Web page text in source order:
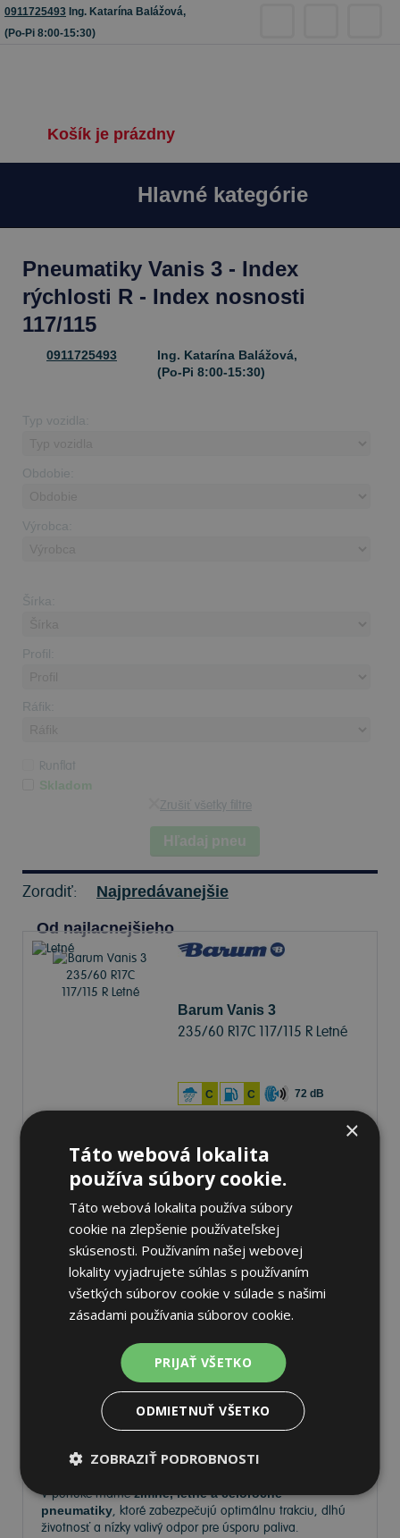
0911725493 Ing. Katarína Balážová,
(Po-Pi 8:00-15:30)
Košík je prázdny
Hlavné kategórie
Pneumatiky Vanis 3 - Index
rýchlosti R - Index nosnosti
117/115
0911725493
Ing. Katarína Balážová,
(Po-Pi 8:00-15:30)
Typ vozidla:
Obdobie:
Výrobca:
Šírka:
Profil:
Ráfik:
Runflat
Skladom
Zrušiť všetky filtre
Hľadaj pneu
Zoradiť: Najpredávanejšie
Od najlacnejšieho
Barum Vanis 3
235/60 R17C 117/115 R Letné
C C 72 dB
K odberu na17 pobočkách
143,91 €
Pneumatiky
Vyberte si kvalitné pneumatikypre bezpečnú, komfortnú
a úspornú jazdu. Na
Tire.sk
nájdete široký výber
pneumatík pre rôzne typy vozidiel a jazdných podmienok.
prémiové značky Continental
Michelin,Pirelli,DunlopaNokian.
V ponuke mámezimné, letné a celoročné
pneumatiky, ktoré zabezpečujú optimálnu trakciu, dlhú
životnosť a nízky valivý odpor pre úsporu paliva.
×
Táto webová lokalita
používa súbory cookie.
Táto webová lokalita používa súbory
cookie na zlepšenie používateľskej
skúsenosti. Používaním našej webovej
lokality vyjadrujete súhlas s používaním
všetkých súborov cookie v súlade s našimi
zásadami používania súborov cookie.
PRIJAŤ VŠETKO
ODMIETNUŤ VŠETKO
ZOBRAZIŤ PODROBNOSTI